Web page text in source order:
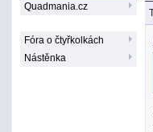
Quadmania.cz
Fóra o čtyřkolkách
Nástěnka